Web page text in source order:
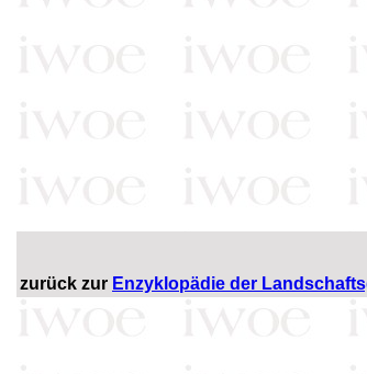
zurück zur Enzyklopädie der